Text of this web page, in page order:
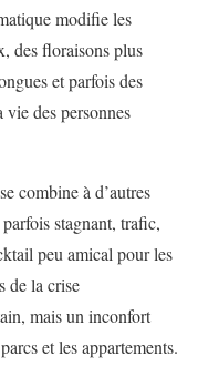
modifie les
des floraisons plus
et parfois des
des personnes
combine à d’autres
stagnant, trafic,
peu amical pour les
de la crise
mais un inconfort
et les appartements.